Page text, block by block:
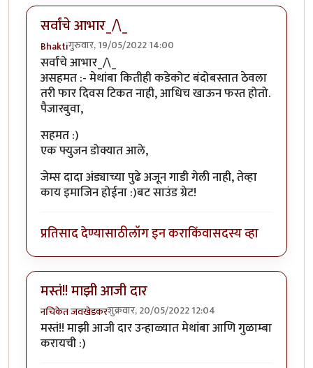
सर्वांचे आभार_/\_
Bhaktiगुरुवार, 19/05/2022 14:00
सर्वांचे आभार_/\_
असहमत :- मेथांबा कितीही कडेकोट बंदोबस्तात ठेवला
तरी फार दिवस टिकत नाही, आधिच खाऊन फस्त होतो.
पैजारबुवा,
सहमत :)
एक फ्युजन डोक्यात आले,
जेम्स दादा अंड्याच्या पुढे अजून गाडी गेली नाही, तेव्हा
काय इमाजिन होईना :)बट साउंड ग्रेट!
प्रतिसाद देण्यासाठीलॉग इन कराकिंवासदस्य व्हा
मस्तं!! माझी आजी दार
नचिकेत जवखेडकरशुक्रवार, 20/05/2022 12:04
मस्तं!! माझी आजी दार उन्हाळ्यात मेथांबा आणि गुळाम्बा
करायची :)